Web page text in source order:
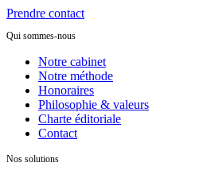
Prendre contact
Qui sommes-nous
Notre cabinet
Notre méthode
Honoraires
Philosophie & valeurs
Charte éditoriale
Contact
Nos solutions